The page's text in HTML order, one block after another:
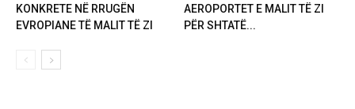
KONKRETE NË RRUGËN
EVROPIANE TË MALIT TË ZI
AEROPORTET E MALIT TË ZI
PËR SHTATË...